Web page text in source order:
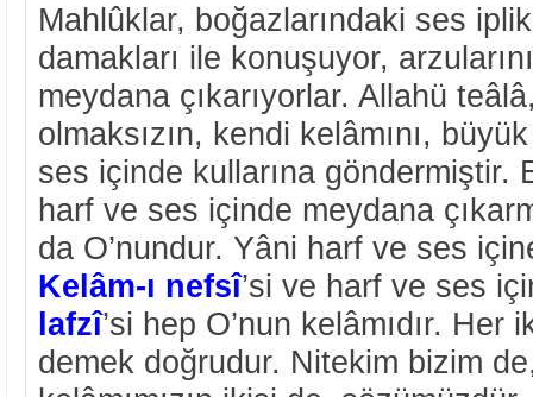
Mahlûklar, boğazlarındaki ses
damakları ile konuşuyor,
meydana çıkarıyorlar. Allahü
olmaksızın, kendi kelâmını,
ses içinde kullarına göndermiştir.
harf ve ses içinde meydana
da O’nundur. Yâni harf ve ses
Kelâm-ı nefsî’si ve harf ve ses
lafzî’si hep O’nun kelâmıdır. Her
demek doğrudur. Nitekim bizim